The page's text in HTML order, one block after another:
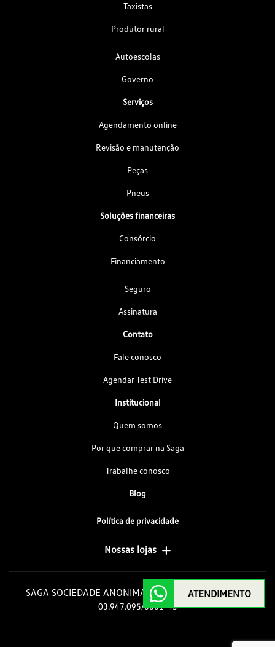
Taxistas
Produtor rural
Autoescolas
Governo
Serviços
Agendamento online
Revisão e manutenção
Peças
Pneus
Soluções financeiras
Consórcio
Financiamento
Seguro
Assinatura
Contato
Fale conosco
Agendar Test Drive
Institucional
Quem somos
Por que comprar na Saga
Trabalhe conosco
Blog
Política de privacidade
Nossas lojas
SAGA SOCIEDADE ANONIMA GOIAS DE AUTOMOVEIS
03.947.095/0001-43
ATENDIMENTO